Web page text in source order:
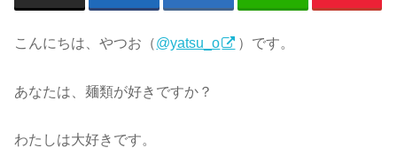
こんにちは、やつお（@yatsu_o ）です。
あなたは、麺類が好きですか？
わたしは大好きです。